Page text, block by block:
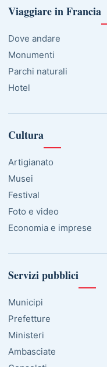
Viaggiare in Francia
Dove andare
Monumenti
Parchi naturali
Hotel
Cultura
Artigianato
Musei
Festival
Foto e video
Economia e imprese
Servizi pubblici
Municipi
Prefetture
Ministeri
Ambasciate